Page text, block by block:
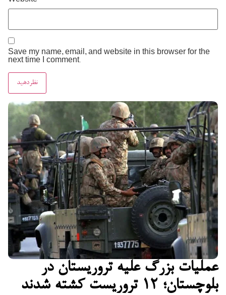
عملیات بزرگ علیه تروریستان در
بلوچستان؛ ۱۲ تروریست کشته شدند
Save my name, email, and website in this browser for the
next time I comment.